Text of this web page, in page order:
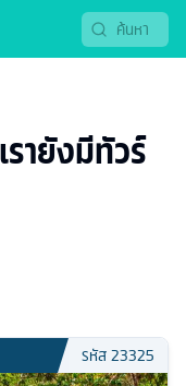
ายังมีทัวร์
รหัส23325